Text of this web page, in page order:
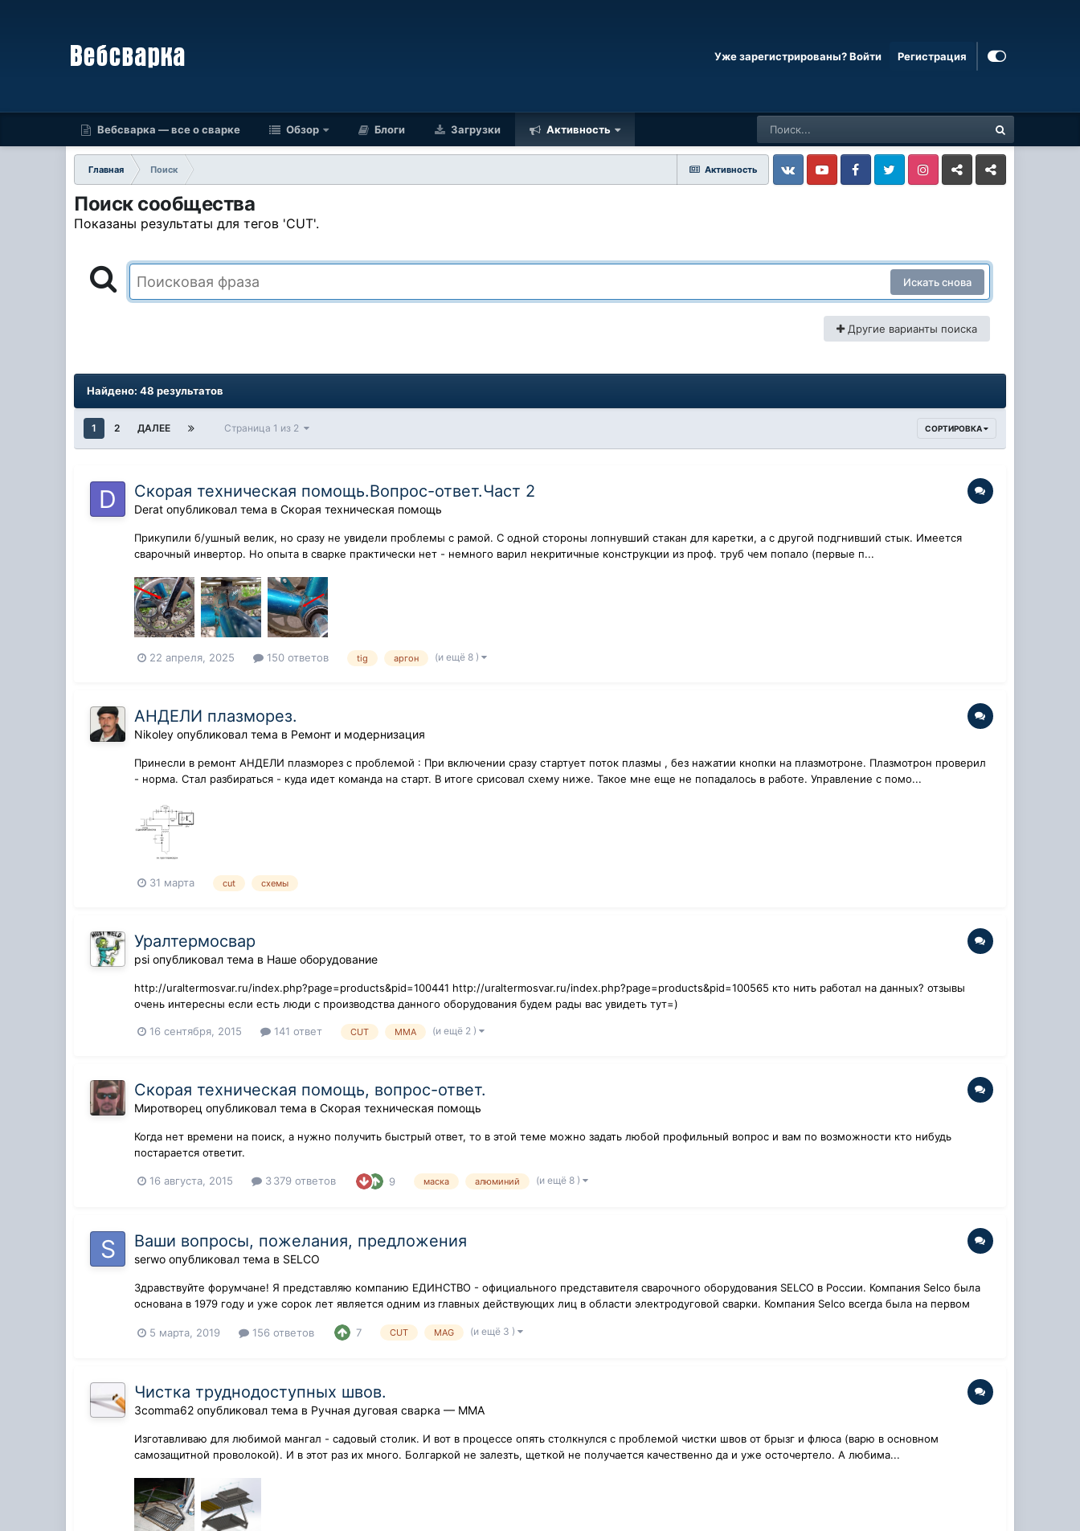
Уже зарегистрированы? Войти Регистрация
Вебсварка — все о сварке Обзор Блоги Загрузки Активность
Активность
Главная
Поиск
VkontakteYouTube FacebookTwitter InstagramLivejournalOdnoklassniki
Поиск сообщества
Показаны результаты для тегов 'CUT'.
Искать снова
Другие варианты поиска
Найдено: 48 результатов
1 2 ДАЛЕЕ Страница 1 из 2 СОРТИРОВКА
Скорая техническая помощь.Вопрос-ответ.Част 2
Derat опубликовал тема вСкорая техническая помощь
Прикупили б/ушный велик, но сразу не увидели проблемы с рамой. С одной стороны лопнувший стакан для каретки, а с другой подгнивший стык. Имеется
сварочный инвертор. Но опыта в сварке практически нет - немного варил некритичные конструкции из проф. труб чем попало (первые п...
22 апреля, 2025 150 ответов tig аргон (и ещё 8 )
АНДЕЛИ плазморез.
Nikoley опубликовал тема в Ремонт и модернизация
Принесли в ремонт АНДЕЛИ плазморез с проблемой : При включении сразу стартует поток плазмы , без нажатии кнопки на плазмотроне. Плазмотрон проверил
- норма. Стал разбираться - куда идет команда на старт. В итоге срисовал схему ниже. Такое мне еще не попадалось в работе. Управление с помо...
31 марта cut схемы
Уралтермосвар
psi опубликовал тема в Наше оборудование
http://uraltermosvar.ru/index.php?page=products&pid=100441 http://uraltermosvar.ru/index.php?page=products&pid=100565 кто нить работал на данных? отзывы
очень интересны если есть люди с производства данного оборудования будем рады вас увидеть тут=)
16 сентября, 2015 141 ответ CUT MMA (и ещё 2 )
Скорая техническая помощь, вопрос-ответ.
Миротворец опубликовал тема вСкорая техническая помощь
Когда нет времени на поиск, а нужно получить быстрый ответ, то в этой теме можно задать любой профильный вопрос и вам по возможности кто нибудь
постарается ответит.
16 августа, 2015 3 379 ответов 9 маска алюминий (и ещё 8 )
Ваши вопросы, пожелания, предложения
serwo опубликовал тема в SELCO
Здравствуйте форумчане! Я представляю компанию ЕДИНСТВО - официального представителя сварочного оборудования SELCO в России. Компания Selco была
основана в 1979 году и уже сорок лет является одним из главных действующих лиц в области электродуговой сварки. Компания Selco всегда была на первом
5 марта, 2019
156 ответов 7 CUT MAG (и ещё 3 )
Чистка труднодоступных швов.
3comma62 опубликовал тема в Ручная дуговая сварка — ММA
Изготавливаю для любимой мангал - садовый столик. И вот в процессе опять столкнулся с проблемой чистки швов от брызг и флюса (варю в основном
самозащитной проволокой). И в этот раз их много. Болгаркой не залезть, щеткой не получается качественно да и уже осточертело. А любима...